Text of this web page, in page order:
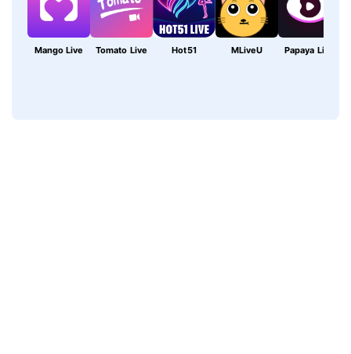
Mango Live Tomato Live Hot51 MLiveU Papaya Live